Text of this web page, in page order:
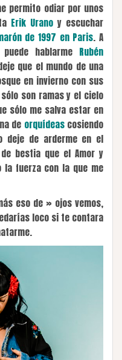
permito odiar por unos
Erik Urano y escuchar
de 1997 en Paris. A
hablarme Rubén
que el mundo de una
en invierno con sus
son ramas y el cielo
sólo me salva estar en
de orquídeascosiendo
deje de arderme en el
bestia que el Amor y
la fuerza con la que me
eso de » ojos vemos,
loco si te contara